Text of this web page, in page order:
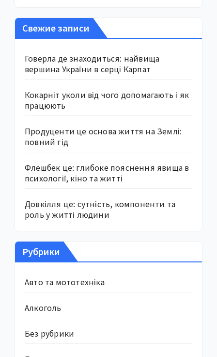
Свежие записи
Говерла де знаходиться: найвища
вершина України в серці Карпат
Кокарніт уколи від чого допомагають і як
працюють
Продуценти це основа життя на Землі:
повний гід
Флешбек це: глибоке пояснення явища в
психології, кіно та житті
Довкілля це: сутність, компоненти та
роль у житті людини
Рубрики
Авто та мототехніка
Алкоголь
Без рубрики